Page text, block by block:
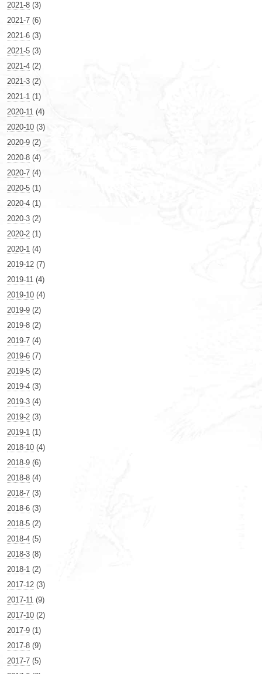
2021-8 (3)
2021-7 (6)
2021-6 (3)
2021-5 (3)
2021-4 (2)
2021-3 (2)
2021-1 (1)
2020-11 (4)
2020-10 (3)
2020-9 (2)
2020-8 (4)
2020-7 (4)
2020-5 (1)
2020-4 (1)
2020-3 (2)
2020-2 (1)
2020-1 (4)
2019-12 (7)
2019-11 (4)
2019-10 (4)
2019-9 (2)
2019-8 (2)
2019-7 (4)
2019-6 (7)
2019-5 (2)
2019-4 (3)
2019-3 (4)
2019-2 (3)
2019-1 (1)
2018-10 (4)
2018-9 (6)
2018-8 (4)
2018-7 (3)
2018-6 (3)
2018-5 (2)
2018-4 (5)
2018-3 (8)
2018-1 (2)
2017-12 (3)
2017-11 (9)
2017-10 (2)
2017-9 (1)
2017-8 (9)
2017-7 (5)